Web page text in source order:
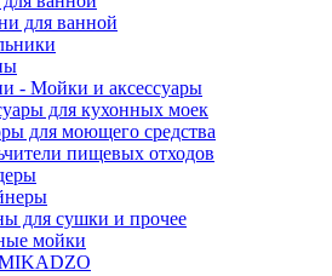
для ванной
- Мойки и аксессуары
для кухонных моек
для моющего средства
пищевых отходов
для сушки и прочее
мойки